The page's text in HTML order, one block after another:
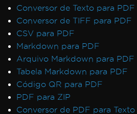
Conversor de Texto para PDF
Conversor de TIFF para PDF
CSV para PDF
Markdown para PDF
Arquivo Markdown para PDF
Tabela Markdown para PDF
Código QR para PDF
PDF para ZIP
Conversor de PDF para Texto